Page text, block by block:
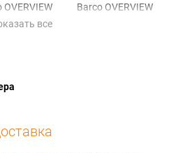
OVERVIEW
DL
Barco OVERVIEW